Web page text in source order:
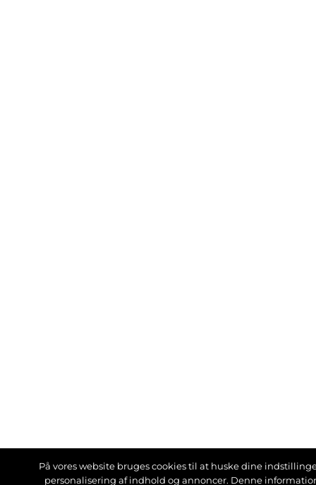
På vores website bruges cookies til at huske dine
personalisering af indhold og annoncer. Denne